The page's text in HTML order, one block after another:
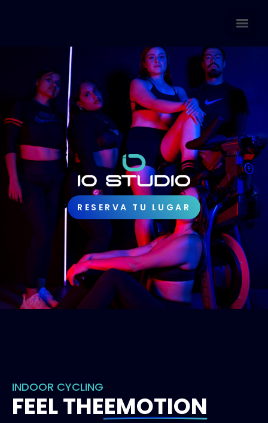
RESERVA TU LUGAR
INDOOR CYCLING
FEEL THEEMOTION